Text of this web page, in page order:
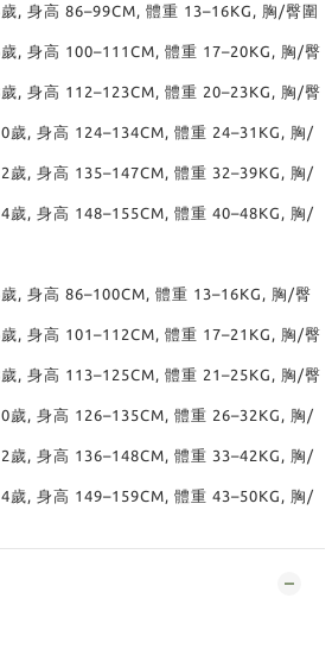
, 身高 86–99CM, 體重 13–16KG, 胸/臀圍
, 身高 100–111CM, 體重 17–20KG, 胸/臀
, 身高 112–123CM, 體重 20–23KG, 胸/臀
歲, 身高 124–134CM, 體重 24–31KG, 胸/
歲, 身高 135–147CM, 體重 32–39KG, 胸/
歲, 身高 148–155CM, 體重 40–48KG, 胸/
, 身高 86–100CM, 體重 13–16KG, 胸/臀
, 身高 101–112CM, 體重 17–21KG, 胸/臀
, 身高 113–125CM, 體重 21–25KG, 胸/臀
歲, 身高 126–135CM, 體重 26–32KG, 胸/
歲, 身高 136–148CM, 體重 33–42KG, 胸/
歲, 身高 149–159CM, 體重 43–50KG, 胸/